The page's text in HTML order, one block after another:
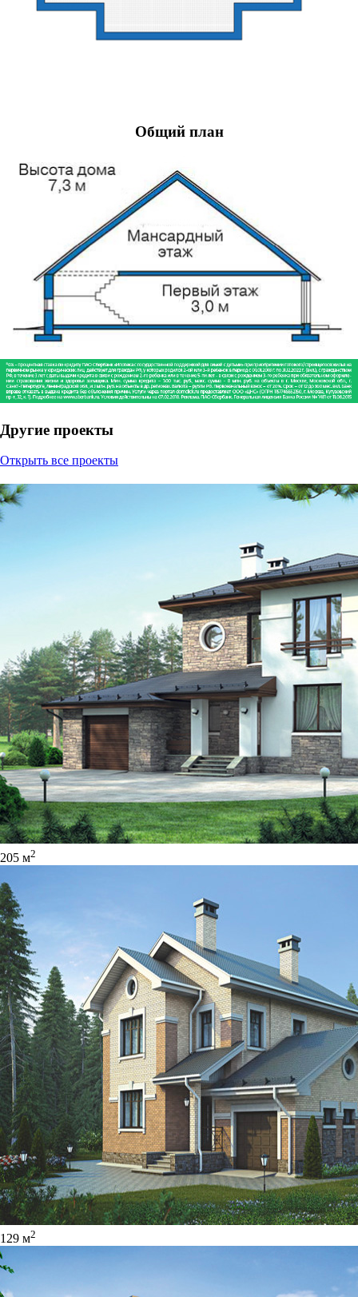
Общий план
Другие проекты
Открыть все проекты
205 м2
129 м2